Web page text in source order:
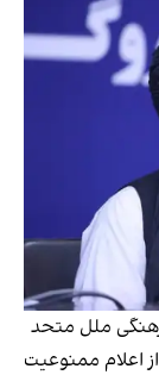
ملل متحد
اعلام ممنوعیت